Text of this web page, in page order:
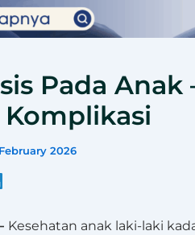
Pada Anak
2026
Kesehatan anak laki-laki